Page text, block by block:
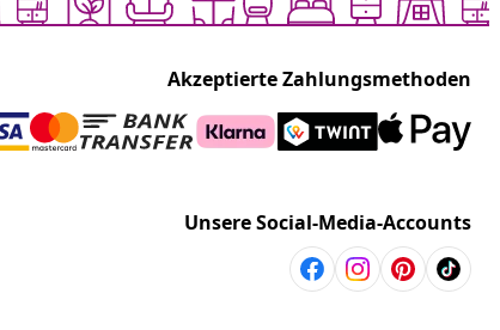
Akzeptierte Zahlungsmethoden
Unsere Social-Media-Accounts